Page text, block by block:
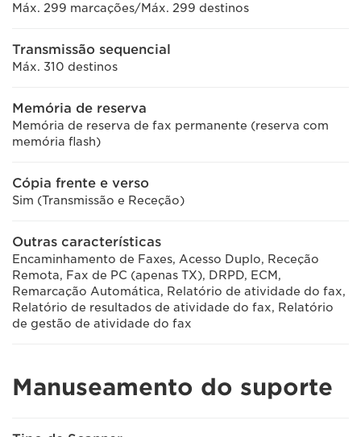
Máx. 299 marcações/Máx. 299 destinos
Transmissão sequencial
Máx. 310 destinos
Memória de reserva
Memória de reserva de fax permanente (reserva com
memória flash)
Cópia frente e verso
Sim (Transmissão e Receção)
Outras características
Encaminhamento de Faxes, Acesso Duplo, Receção
Remota, Fax de PC (apenas TX), DRPD, ECM,
Remarcação Automática, Relatório de atividade do fax,
Relatório de resultados de atividade do fax, Relatório
de gestão de atividade do fax
Manuseamento do suporte